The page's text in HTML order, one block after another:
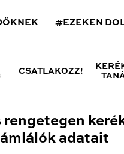
#EZEKEN
CSATLAKOZZ!
rengetegen
adatait